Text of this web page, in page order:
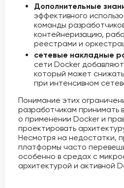
Дополнительные
эффективного
команды
контейнеризацию,
реестрами и
сетевые накладные
сети Docker
который может
при интенсивном
Понимание этих
разработчикам принимать
о применении Docker и
проектировать
Несмотря на недостатки,
платформы часто
особенно в средах с
архитектурой и активной